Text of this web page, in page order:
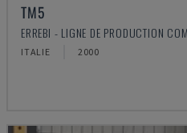
TM5
ERREBI - LIGNE DE PRODUCTION
ITALIE 2000